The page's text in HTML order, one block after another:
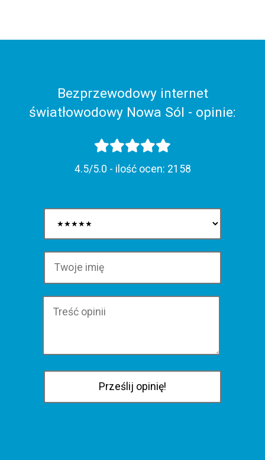
Bezprzewodowy internet
światłowodowy Nowa Sól - opinie:
4.5/5.0 - ilość ocen: 2158